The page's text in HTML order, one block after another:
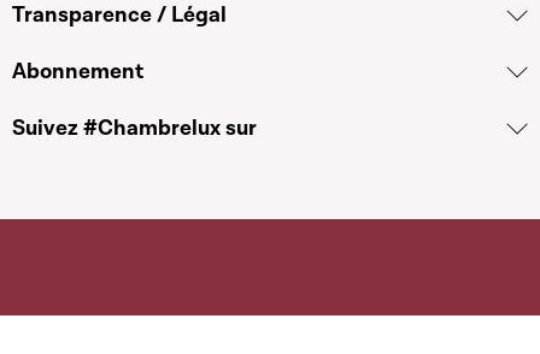
Transparence / Légal
Abonnement
Suivez #Chambrelux sur